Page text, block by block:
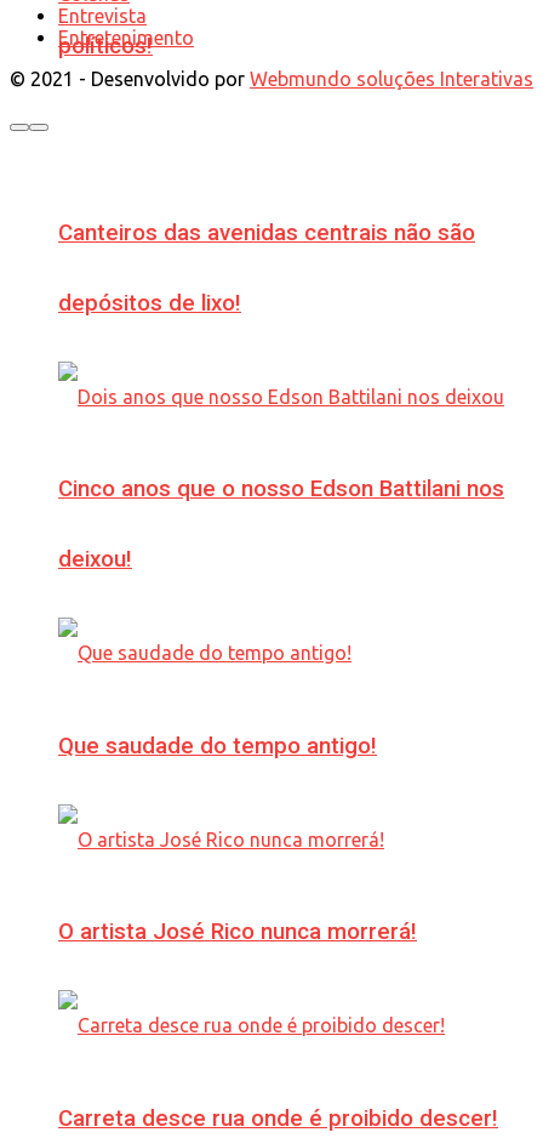
políticos!
Canteiros das avenidas centrais não são
depósitos de lixo!
Cinco anos que o nosso Edson Battilani nos
deixou!
Que saudade do tempo antigo!
O artista José Rico nunca morrerá!
Carreta desce rua onde é proibido descer!
Entrevista
Entretenimento
© 2021 - Desenvolvido por Webmundo soluções Interativas